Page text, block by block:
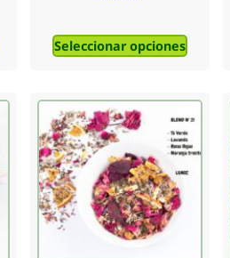
Seleccionar opciones